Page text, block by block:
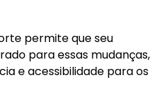
permite que seu
para essas mudanças,
e acessibilidade para os